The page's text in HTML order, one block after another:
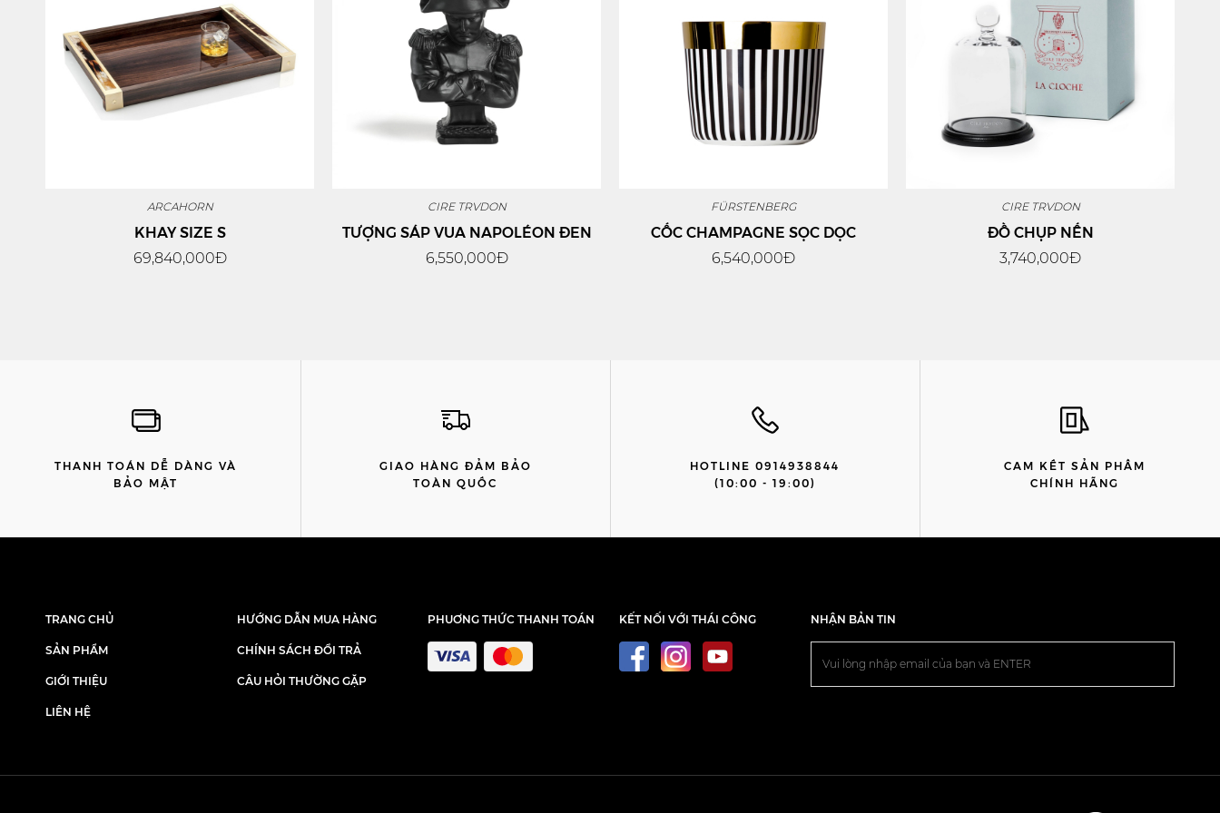
ARCAHORN
KHAY SIZE S
69,840,000Đ
CIRE TRVDON
TƯỢNG SÁP VUA NAPOLÉON ĐEN
6,550,000Đ
FÜRSTENBERG
CỐC CHAMPAGNE SỌC DỌC
6,540,000Đ
CIRE TRVDON
ĐỒ CHỤP NẾN
3,740,000Đ
THANH TOÁN DỄ DÀNG VÀ
BẢO MẬT
GIAO HÀNG ĐẢM BẢO
TOÀN QUỐC
HOTLINE 0914938844
(10:00 - 19:00)
CAM KẾT SẢN PHẨM
CHÍNH HÃNG
TRANG CHỦ
SẢN PHẨM
GIỚI THIỆU
LIÊN HỆ
HƯỚNG DẪN MUA HÀNG
CHÍNH SÁCH ĐỔI TRẢ
CÂU HỎI THƯỜNG GẶP
PHUƠNG THỨC THANH TOÁN KẾT NỐI VỚI THÁI CÔNG NHẬN BẢN TIN